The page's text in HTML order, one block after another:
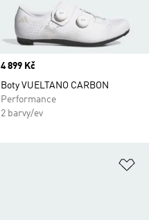
Price
4 899 Kč
Boty VUELTANO CARBON
Performance
2 barvy/ev